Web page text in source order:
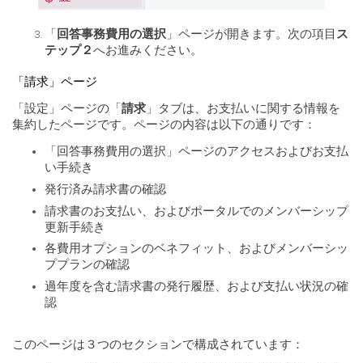
「 回答事務費用の選択 」ページが開きます。次の項目 ス
テップ２へお進みください。
「請求」ページ
「設定」ページの「請求 」タブは、お支払いに関する情報を
集約したページです。ページの内容は以下の通りです：
「回答事務費用の選択」ページのアクセスおよびお支払
い手続き
発行済み請求書の確認
請求書のお支払い、およびポータルでのメンバーシップ
更新手続き
各費用オプションのベネフィット、およびメンバーシッ
ププランの確認
過年度を含む請求書の発行履歴、および支払い状況の確
認
このページは３つのセクションで構成されています：